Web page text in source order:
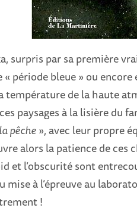
surpris par sa première
« période bleue » ou
de la haute
paysages à la lisière du
pêche», avec leur propre
alors la patience de
et l’obscurité sont
mise à l’épreuve au
!